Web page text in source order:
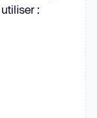
: